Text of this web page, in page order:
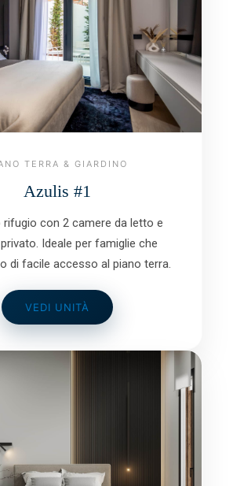
TERRA & GIARDINO
Azulis #1
rifugio con 2 camere da letto e
Ideale per famiglie che
di facile accesso al piano terra.
VEDI UNITÀ